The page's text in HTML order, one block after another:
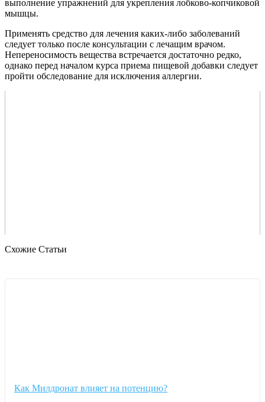
выполнение упражнений для укрепления лобково-копчиковой
мышцы.
Применять средство для лечения каких-либо заболеваний
следует только после консультации с лечащим врачом.
Непереносимость вещества встречается достаточно редко,
однако перед началом курса приема пищевой добавки следует
пройти обследование для исключения аллергии.
Схожие Статьи
Как Милдронат влияет на потенцию?